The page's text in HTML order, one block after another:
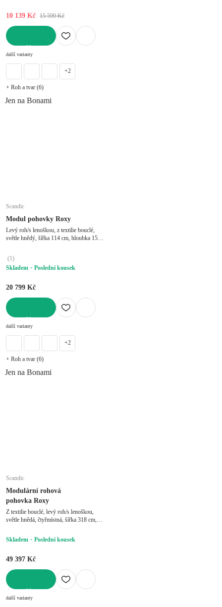
10 139 Kč 15 599 Kč
další varianty
+2
+ Roh a tvar (6)
Jen na Bonami
Scandic
Modul pohovky Roxy
Levý roh/s lenoškou, z textilie bouclé,
světle hnědý, šířka 114 cm, hloubka 159
(1)
Skladem
Poslední kousek
20 799 Kč
další varianty
+2
+ Roh a tvar (6)
Jen na Bonami
Scandic
Modulární rohová
pohovka Roxy
Z textilie bouclé, levý roh/s lenoškou,
světle hnědá, čtyřmístná, šířka 318 cm,
Skladem
Poslední kousek
49 397 Kč
další varianty